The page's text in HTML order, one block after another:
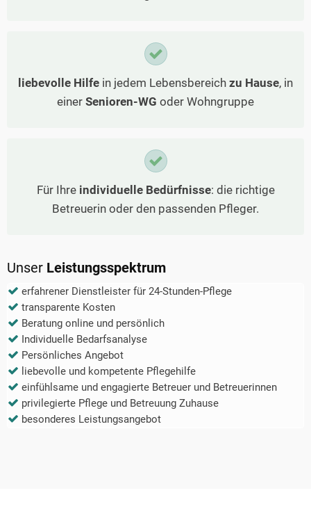
liebevolle Hilfe in jedem Lebensbereich zu Hause, in
einer Senioren-WG oder Wohngruppe
Für Ihre individuelle Bedürfnisse: die richtige
Betreuerin oder den passenden Pfleger.
Unser Leistungsspektrum
erfahrener Dienstleister für 24-Stunden-Pflege
transparente Kosten
Beratung online und persönlich
Individuelle Bedarfsanalyse
Persönliches Angebot
liebevolle und kompetente Pflegehilfe
einfühlsame und engagierte Betreuer und Betreuerinnen
privilegierte Pflege und Betreuung Zuhause
besonderes Leistungsangebot